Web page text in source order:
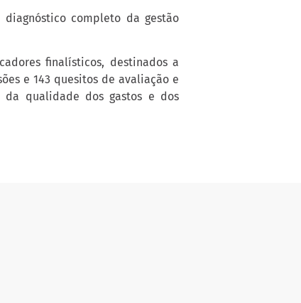
completo da gestão
finalísticos, destinados a
e 143 quesitos de avaliação e
qualidade dos gastos e dos